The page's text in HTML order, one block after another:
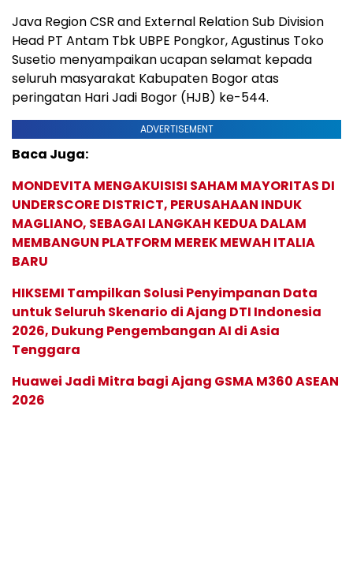
Java Region CSR and External Relation Sub Division
Head PT Antam Tbk UBPE Pongkor, Agustinus Toko
Susetio menyampaikan ucapan selamat kepada
seluruh masyarakat Kabupaten Bogor atas
peringatan Hari Jadi Bogor (HJB) ke-544.
ADVERTISEMENT
Baca Juga:
MONDEVITA MENGAKUISISI SAHAM MAYORITAS DI
UNDERSCORE DISTRICT, PERUSAHAAN INDUK
MAGLIANO, SEBAGAI LANGKAH KEDUA DALAM
MEMBANGUN PLATFORM MEREK MEWAH ITALIA
BARU
HIKSEMI Tampilkan Solusi Penyimpanan Data
untuk Seluruh Skenario di Ajang DTI Indonesia
2026, Dukung Pengembangan AI di Asia
Tenggara
Huawei Jadi Mitra bagi Ajang GSMA M360 ASEAN
2026